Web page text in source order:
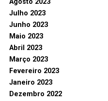
Agosto 2023
Julho 2023
Junho 2023
Maio 2023
Abril 2023
Março 2023
Fevereiro 2023
Janeiro 2023
Dezembro 2022